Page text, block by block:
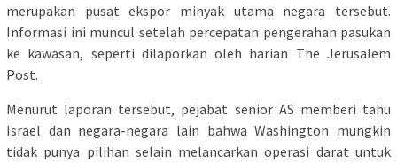
merupakan pusat ekspor minyak utama negara tersebut.
Informasi ini muncul setelah percepatan pengerahan pasukan
ke kawasan, seperti dilaporkan oleh harian The Jerusalem
Post.
Menurut laporan tersebut, pejabat senior AS memberi tahu
Israel dan negara-negara lain bahwa Washington mungkin
tidak punya pilihan selain melancarkan operasi darat untuk